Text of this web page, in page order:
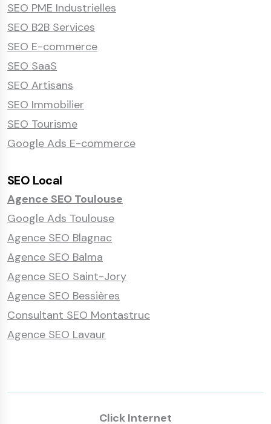
SEO PME Industrielles
SEO B2B Services
SEO E-commerce
SEO SaaS
SEO Artisans
SEO Immobilier
SEO Tourisme
Google Ads E-commerce
SEO Local
Agence SEO Toulouse
Google Ads Toulouse
Agence SEO Blagnac
Agence SEO Balma
Agence SEO Saint-Jory
Agence SEO Bessières
Consultant SEO Montastruc
Agence SEO Lavaur
Click Internet